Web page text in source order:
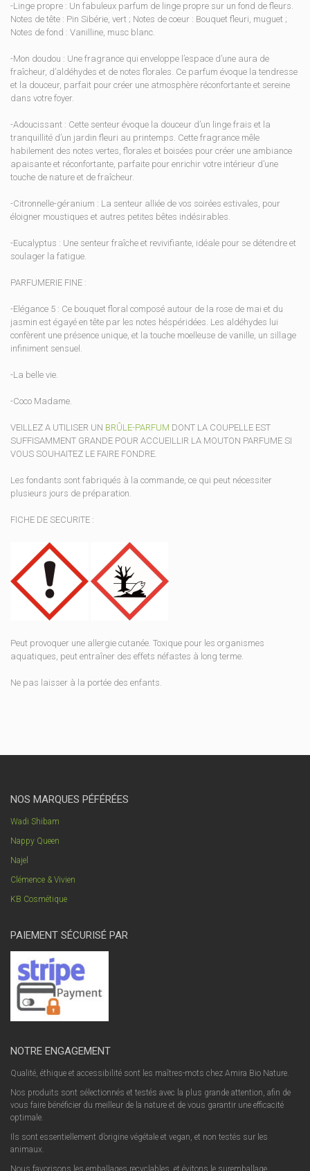
-Linge propre : Un fabuleux parfum de linge propre sur un fond de fleurs.
Notes de tête : Pin Sibérie, vert ; Notes de coeur : Bouquet fleuri, muguet ;
Notes de fond : Vanilline, musc blanc.
-Mon doudou : Une fragrance qui enveloppe l’espace d’une aura de
fraîcheur, d’aldéhydes et de notes florales. Ce parfum évoque la tendresse
et la douceur, parfait pour créer une atmosphère réconfortante et sereine
dans votre foyer.
-Adoucissant : Cette senteur évoque la douceur d’un linge frais et la
tranquillité d’un jardin fleuri au printemps. Cette fragrance mêle
habilement des notes vertes, florales et boisées pour créer une ambiance
apaisante et réconfortante, parfaite pour enrichir votre intérieur d’une
touche de nature et de fraîcheur.
-Citronnelle-géranium : La senteur alliée de vos soirées estivales, pour
éloigner moustiques et autres petites bêtes indésirables.
-Eucalyptus : Une senteur fraîche et revivifiante, idéale pour se détendre et
soulager la fatigue.
PARFUMERIE FINE :
-Elégance 5 : Ce bouquet floral composé autour de la rose de mai et du
jasmin est égayé en tête par les notes héspéridées. Les aldéhydes lui
confèrent une présence unique, et la touche moelleuse de vanille, un sillage
infiniment sensuel.
-La belle vie.
-Coco Madame.
VEILLEZ A UTILISER UN BRÛLE-PARFUM DONT LA COUPELLE EST
SUFFISAMMENT GRANDE POUR ACCUEILLIR LA MOUTON PARFUME SI
VOUS SOUHAITEZ LE FAIRE FONDRE.
Les fondants sont fabriqués à la commande, ce qui peut nécessiter
plusieurs jours de préparation.
FICHE DE SECURITE :
Peut provoquer une allergie cutanée. Toxique pour les organismes
aquatiques, peut entraîner des effets néfastes à long terme.
Ne pas laisser à la portée des enfants.
NOS MARQUES PÉFÉRÉES
Wadi Shibam
Nappy Queen
Najel
Clémence & Vivien
KB Cosmétique
PAIEMENT SÉCURISÉ PAR
NOTRE ENGAGEMENT
Qualité, éthique et accessibilité sont les maîtres-mots chez Amira Bio Nature.
Nos produits sont sélectionnés et testés avec la plus grande attention, afin de
vous faire bénéficier du meilleur de la nature et de vous garantir une efficacité
optimale.
Ils sont essentiellement d’origine végétale et vegan, et non testés sur les
animaux.
Nous favorisons les emballages recyclables, et évitons le suremballage.